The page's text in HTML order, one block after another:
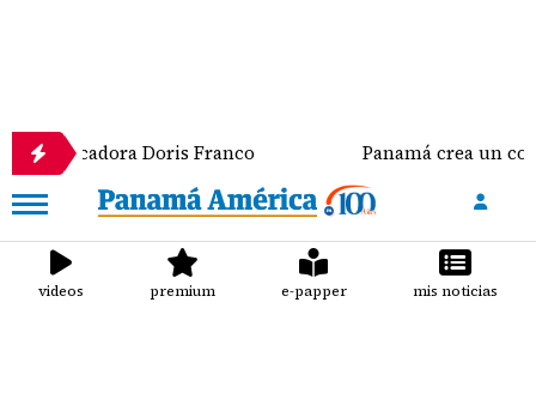
Doris Franco Panamá crea un comando
videos premium e-papper mis noticias